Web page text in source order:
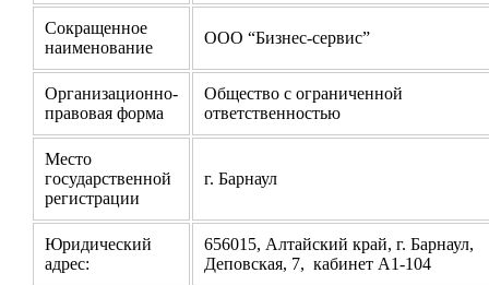
Сокращенное
наименование
ООО “Бизнес-сервис”
Организационно-
правовая форма
Общество с ограниченной
ответственностью
Место
государственной
регистрации
г. Барнаул
Юридический
адрес:
656015, Алтайский край, г. Барнаул,
Деповская, 7, кабинет А1-104